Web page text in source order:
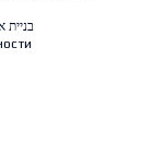
בניית